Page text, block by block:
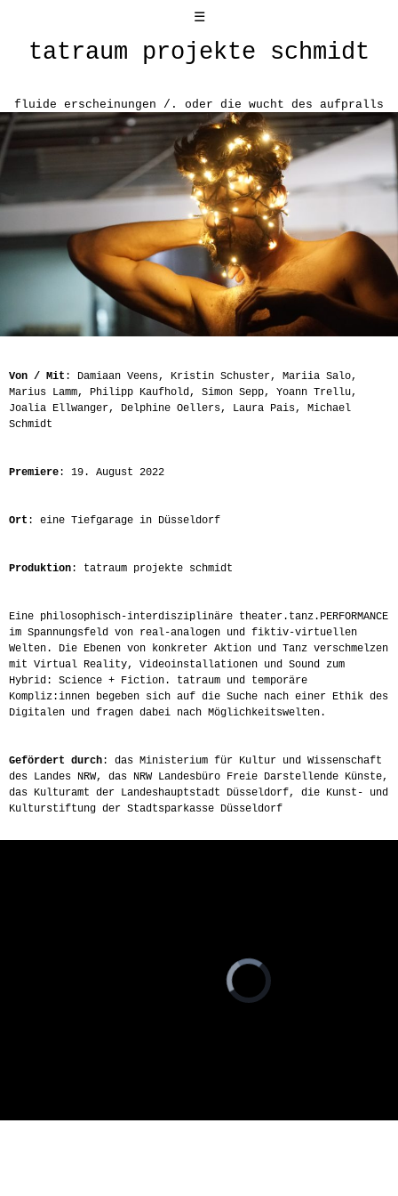
☰
tatraum projekte schmidt
fluide erscheinungen /. oder die wucht des aufpralls
Von / Mit : Damiaan Veens, Kristin Schuster, Mariia Salo,
Marius Lamm, Philipp Kaufhold, Simon Sepp, Yoann Trellu,
Joalia Ellwanger, Delphine Oellers, Laura Pais, Michael
Schmidt
Premiere: 19. August 2022
Ort : eine Tiefgarage in Düsseldorf
Produktion: tatraum projekte schmidt
Eine philosophisch-interdisziplinäre theater.tanz.PERFORMANCE
im Spannungsfeld von real-analogen und fiktiv-virtuellen
Welten. Die Ebenen von konkreter Aktion und Tanz verschmelzen
mit Virtual Reality, Videoinstallationen und Sound zum
Hybrid: Science + Fiction. tatraum und temporäre
Kompliz:innen begeben sich auf die Suche nach einer Ethik des
Digitalen und fragen dabei nach Möglichkeitswelten.
Gefördert durch: das Ministerium für Kultur und Wissenschaft
des Landes NRW, das NRW Landesbüro Freie Darstellende Künste,
das Kulturamt der Landeshauptstadt Düsseldorf, die Kunst- und
Kulturstiftung der Stadtsparkasse Düsseldorf